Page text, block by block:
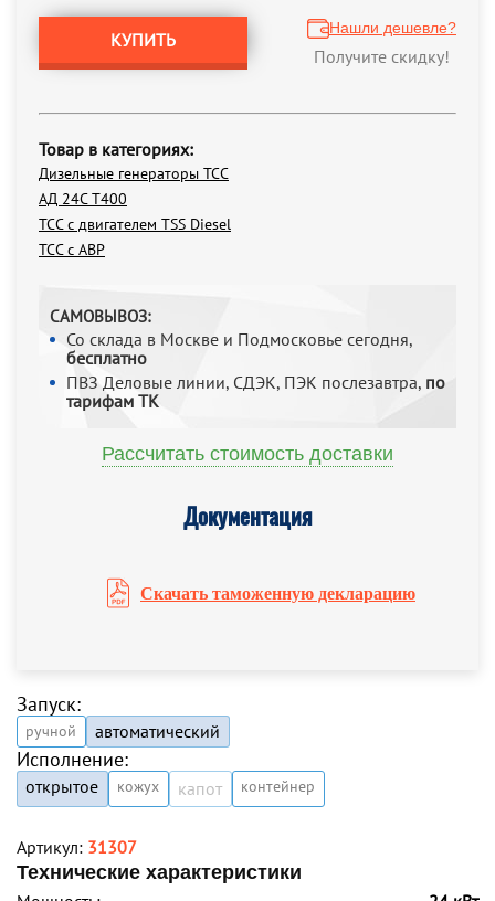
КУПИТЬ
Нашли дешевле?
Получите скидку!
Товар в категориях:
Дизельные генераторы ТСС
АД 24С Т400
ТСС с двигателем TSS Diesel
ТСС с АВР
САМОВЫВОЗ:
Со склада в Москве и Подмосковье сегодня,
бесплатно
ПВЗ Деловые линии, СДЭК, ПЭК послезавтра, по
тарифам ТК
Рассчитать стоимость доставки
Документация
Скачать таможенную декларацию
Запуск:
ручной автоматический
Исполнение:
открытое кожух капот контейнер
Артикул: 31307
Технические характеристики